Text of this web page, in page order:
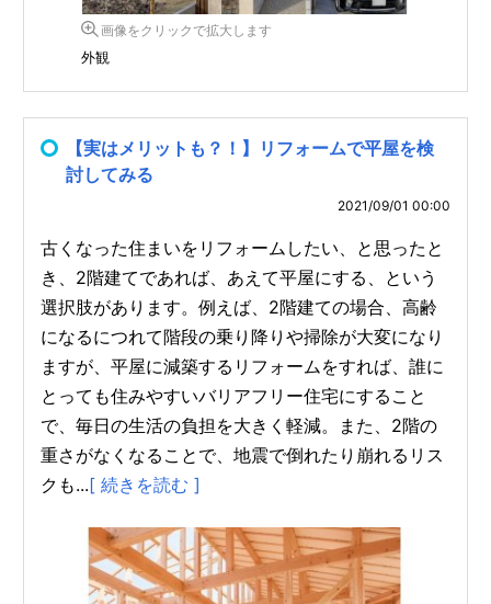
画像をクリックで拡大します
外観
【実はメリットも？！】リフォームで平屋を検
討してみる
2021/09/01 00:00
古くなった住まいをリフォームしたい、と思ったと
き、2階建てであれば、あえて平屋にする、という
選択肢があります。例えば、2階建ての場合、高齢
になるにつれて階段の乗り降りや掃除が大変になり
ますが、平屋に減築するリフォームをすれば、誰に
とっても住みやすいバリアフリー住宅にすること
で、毎日の生活の負担を大きく軽減。また、2階の
重さがなくなることで、地震で倒れたり崩れるリス
クも...[ 続きを読む ]